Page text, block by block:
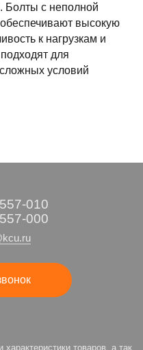
Болты с неполной
высокую
к нагрузкам и
для
условий
010
000
товаров, а так